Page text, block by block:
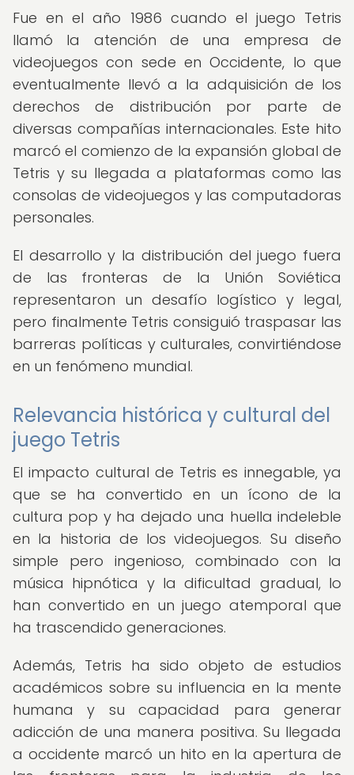
Fue en el año 1986 cuando el juego Tetris
llamó la atención de una empresa de
videojuegos con sede en Occidente, lo que
eventualmente llevó a la adquisición de los
derechos de distribución por parte de
diversas compañías internacionales. Este hito
marcó el comienzo de la expansión global de
Tetris y su llegada a plataformas como las
consolas de videojuegos y las computadoras
personales.
El desarrollo y la distribución del juego fuera
de las fronteras de la Unión Soviética
representaron un desafío logístico y legal,
pero finalmente Tetris consiguió traspasar las
barreras políticas y culturales, convirtiéndose
en un fenómeno mundial.
Relevancia histórica y cultural del
juego Tetris
El impacto cultural de Tetris es innegable, ya
que se ha convertido en un ícono de la
cultura pop y ha dejado una huella indeleble
en la historia de los videojuegos. Su diseño
simple pero ingenioso, combinado con la
música hipnótica y la dificultad gradual, lo
han convertido en un juego atemporal que
ha trascendido generaciones.
Además, Tetris ha sido objeto de estudios
académicos sobre su influencia en la mente
humana y su capacidad para generar
adicción de una manera positiva. Su llegada
a occidente marcó un hito en la apertura de